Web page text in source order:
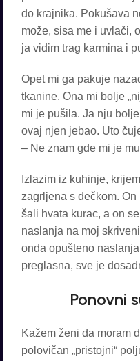
do krajnika. Pokušava
može, sisa me i uvlači,
ja vidim trag karmina i
Opet mi ga pakuje
tkanine. Ona mi bolje
mi je pušila. Ja nju
ovaj njen jebao. Uto
– Ne znam gde mi je
Izlazim iz kuhinje,
zagrljena s dečkom.
šali hvata kurac, a on
naslanja na moj
onda opušteno
preglasna, sve je
Ponovni
Kažem ženi da moram
polovičan „pristojni“